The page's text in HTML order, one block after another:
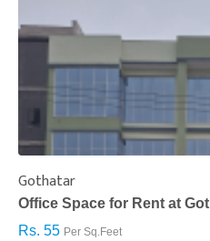
Gothatar
Office Space for Rent at
Rs. 55 Per Sq.Feet